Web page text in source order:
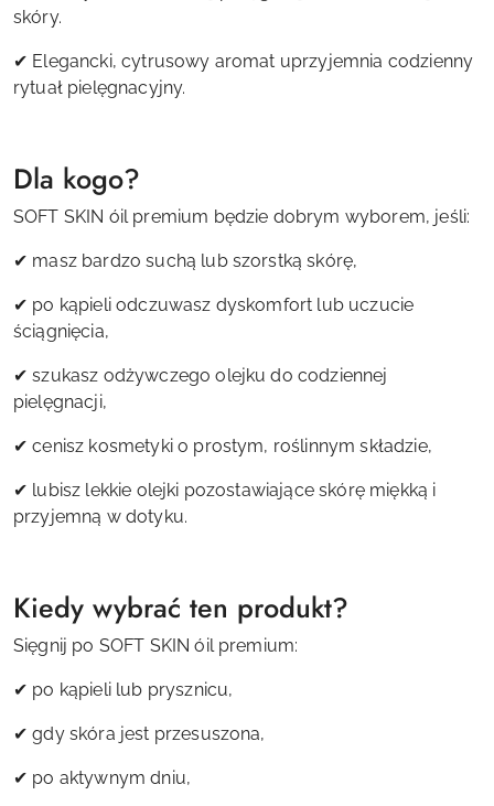
skóry.
✔ Elegancki, cytrusowy aromat uprzyjemnia codzienny
rytuał pielęgnacyjny.
Dla kogo?
SOFT SKIN óil premium będzie dobrym wyborem, jeśli:
✔ masz bardzo suchą lub szorstką skórę,
✔ po kąpieli odczuwasz dyskomfort lub uczucie
ściągnięcia,
✔ szukasz odżywczego olejku do codziennej
pielęgnacji,
✔ cenisz kosmetyki o prostym, roślinnym składzie,
✔ lubisz lekkie olejki pozostawiające skórę miękką i
przyjemną w dotyku.
Kiedy wybrać ten produkt?
Sięgnij po SOFT SKIN óil premium:
✔ po kąpieli lub prysznicu,
✔ gdy skóra jest przesuszona,
✔ po aktywnym dniu,